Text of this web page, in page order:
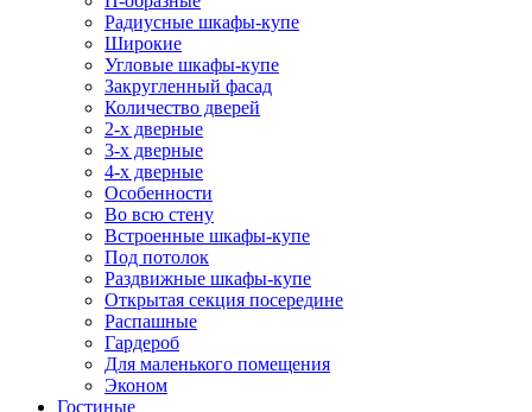
Радиусные шкафы-купе
Широкие
Угловые шкафы-купе
Закругленный фасад
Количество дверей
2-х дверные
3-х дверные
4-х дверные
Особенности
Во всю стену
Встроенные шкафы-купе
Под потолок
Раздвижные шкафы-купе
Открытая секция посередине
Распашные
Гардероб
Для маленького помещения
Эконом
Гостиные